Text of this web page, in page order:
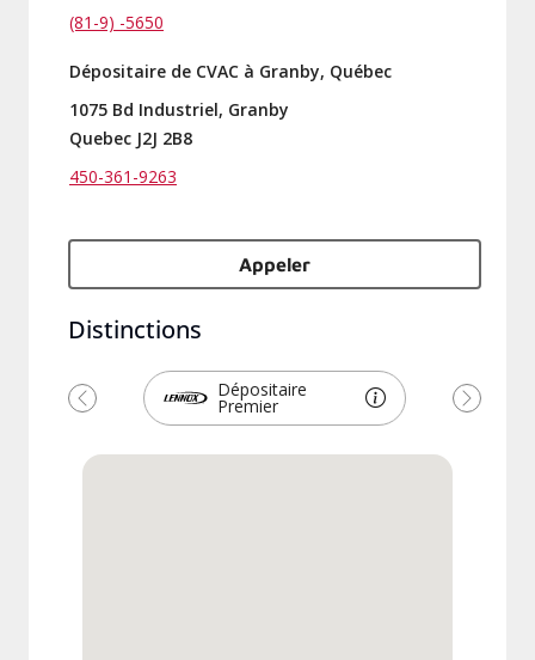
(81-9) -5650
Dépositaire de CVAC à Granby, Québec
1075 Bd Industriel, Granby
Quebec J2J 2B8
450-361-9263
Appeler
Distinctions
Dépositaire
Premier
Previous Suivant